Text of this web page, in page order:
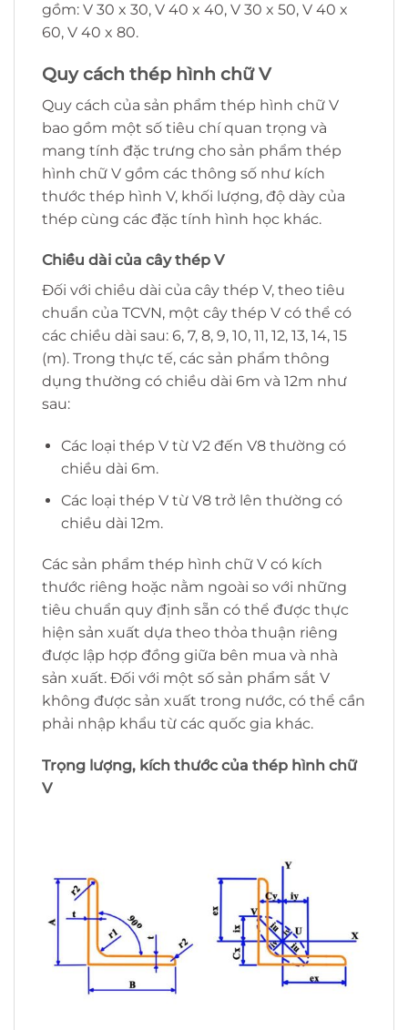
gồm: V 30 x 30, V 40 x 40, V 30 x 50, V 40 x
60, V 40 x 80.
Quy cách thép hình chữ V
Quy cách của sản phẩm thép hình chữ V
bao gồm một số tiêu chí quan trọng và
mang tính đặc trưng cho sản phẩm thép
hình chữ V gồm các thông số như kích
thước thép hình V, khối lượng, độ dày của
thép cùng các đặc tính hình học khác.
Chiều dài của cây thép V
Đối với chiều dài của cây thép V, theo tiêu
chuẩn của TCVN, một cây thép V có thể có
các chiều dài sau: 6, 7, 8, 9, 10, 11, 12, 13, 14, 15
(m). Trong thực tế, các sản phẩm thông
dụng thường có chiều dài 6m và 12m như
sau:
Các loại thép V từ V2 đến V8 thường có
chiều dài 6m.
Các loại thép V từ V8 trở lên thường có
chiều dài 12m.
Các sản phẩm thép hình chữ V có kích
thước riêng hoặc nằm ngoài so với những
tiêu chuẩn quy định sẵn có thể được thực
hiện sản xuất dựa theo thỏa thuận riêng
được lập hợp đồng giữa bên mua và nhà
sản xuất. Đối với một số sản phẩm sắt V
không được sản xuất trong nước, có thể cần
phải nhập khẩu từ các quốc gia khác.
Trọng lượng, kích thước của thép hình chữ
V